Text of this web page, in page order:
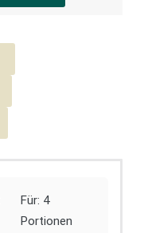
Für: 4
Portionen